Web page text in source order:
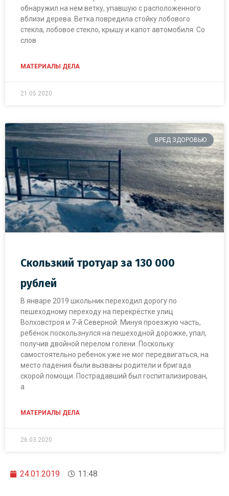
обнаружил на нем ветку, упавшую с расположенного
вблизи дерева. Ветка повредила стойку лобового
стекла, лобовое стекло, крышу и капот автомобиля. Со
слов
МАТЕРИАЛЫ ДЕЛА
21.05.2020
ВРЕД ЗДОРОВЬЮ
Скользкий тротуар за 130 000
рублей
В январе 2019 школьник переходил дорогу по
пешеходному переходу на перекрёстке улиц
Волховстроя и 7-й Северной. Минуя проезжую часть,
ребёнок поскользнулся на пешеходной дорожке, упал,
получив двойной перелом голени. Поскольку
самостоятельно ребенок уже не мог передвигаться, на
место падения были вызваны родители и бригада
скорой помощи. Пострадавший был госпитализирован,
а
МАТЕРИАЛЫ ДЕЛА
26.03.2020
24.01.2019 11:48